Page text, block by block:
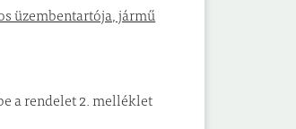
üzembentartója, jármű
a rendelet 2. melléklet